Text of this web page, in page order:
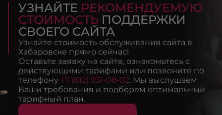
УЗНАЙТЕ РЕКОМЕНДУЕМУЮ
СТОИМОСТЬ ПОДДЕРЖКИ
СВОЕГО САЙТА
Узнайте стоимость обслуживания сайта в
Хабаровске прямо сейчас!
Оставьте заявку на сайте, ознакомьтесь с
действующими тарифами или позвоните по
телефону +7 (812) 931-08-02. Мы выслушаем
Ваши требования и подберем оптимальный
тарифный план.